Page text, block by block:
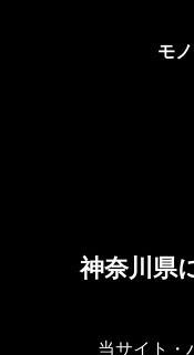
モ
神奈川県
当サイト・